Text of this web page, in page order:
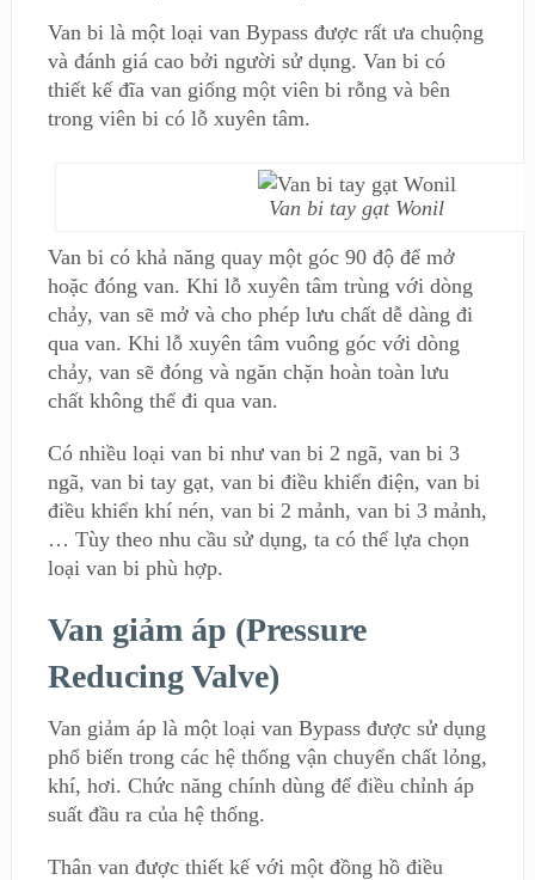
Van bi là một loại van Bypass được rất ưa chuộng
và đánh giá cao bởi người sử dụng. Van bi có
thiết kế đĩa van giống một viên bi rỗng và bên
trong viên bi có lỗ xuyên tâm.
Van bi tay gạt Wonil
Van bi có khả năng quay một góc 90 độ để mở
hoặc đóng van. Khi lỗ xuyên tâm trùng với dòng
chảy, van sẽ mở và cho phép lưu chất dễ dàng đi
qua van. Khi lỗ xuyên tâm vuông góc với dòng
chảy, van sẽ đóng và ngăn chặn hoàn toàn lưu
chất không thể đi qua van.
Có nhiều loại van bi như van bi 2 ngã, van bi 3
ngã, van bi tay gạt, van bi điều khiển điện, van bi
điều khiển khí nén, van bi 2 mảnh, van bi 3 mảnh,
… Tùy theo nhu cầu sử dụng, ta có thể lựa chọn
loại van bi phù hợp.
Van giảm áp (Pressure
Reducing Valve)
Van giảm áp là một loại van Bypass được sử dụng
phổ biến trong các hệ thống vận chuyển chất lỏng,
khí, hơi. Chức năng chính dùng để điều chỉnh áp
suất đầu ra của hệ thống.
Thân van được thiết kế với một đồng hồ điều